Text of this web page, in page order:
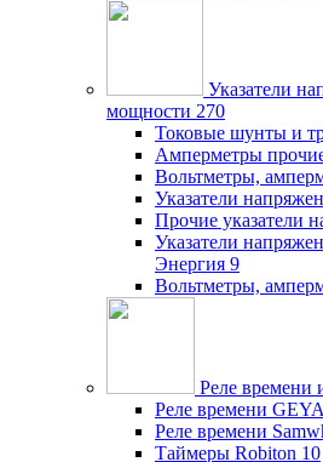
Указатели
мощности 270
Токовые шунты и
Амперметры
Вольтметры,
Указатели
Прочие указатели
Указатели
Энергия 9
Вольтметры,
Реле времени
Реле времени GEYA
Реле времени
Таймеры Robiton 10